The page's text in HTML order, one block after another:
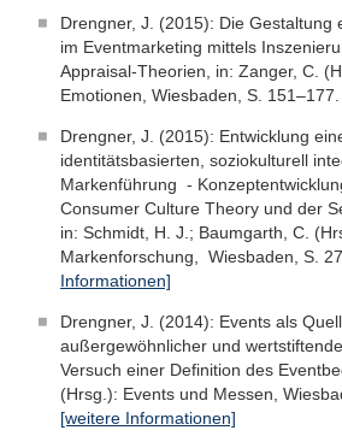
Drengner, J. (2015): Die Gestaltung
im Eventmarketing mittels
Appraisal-Theorien, in: Zanger, C.
Emotionen, Wiesbaden, S. 151–177.
Drengner, J. (2015): Entwicklung
identitätsbasierten, soziokulturell
Markenführung -
Consumer Culture Theory und der
in: Schmidt, H. J.; Baumgarth, C.
Markenforschung, Wiesbaden, S.
Informationen]
Drengner, J. (2014): Events als
außergewöhnlicher und
Versuch einer Definition des
(Hrsg.): Events und Messen,
[weitere Informationen]